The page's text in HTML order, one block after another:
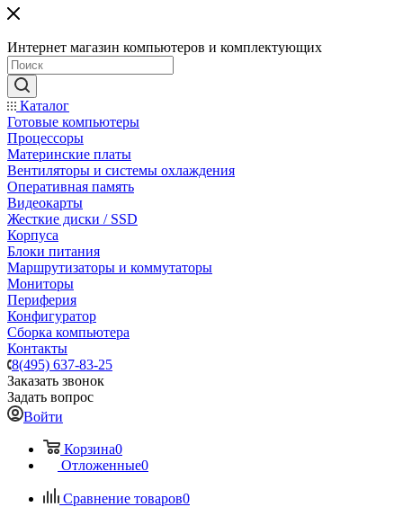
Интернет магазин компьютеров и комплектующих
Каталог
Готовые компьютеры
Процессоры
Материнские платы
Вентиляторы и системы охлаждения
Оперативная память
Видеокарты
Жесткие диски / SSD
Корпуса
Блоки питания
Маршрутизаторы и коммутаторы
Мониторы
Периферия
Конфигуратор
Сборка компьютера
Контакты
8(495) 637-83-25
Заказать звонок
Задать вопрос
Войти
Корзина0
Отложенные0
Сравнение товаров0